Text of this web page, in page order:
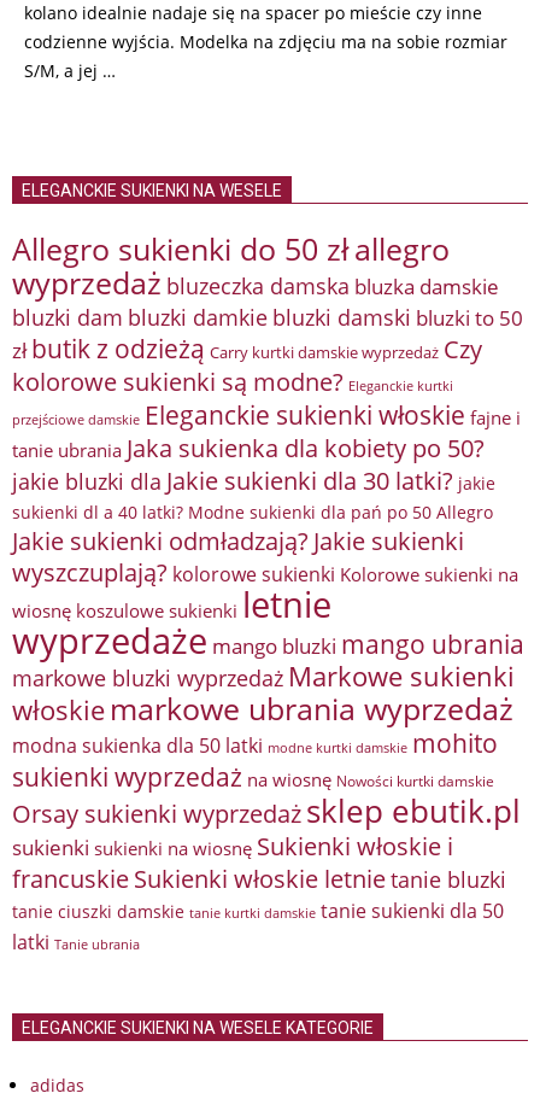
kolano idealnie nadaje się na spacer po mieście czy inne
codzienne wyjścia. Modelka na zdjęciu ma na sobie rozmiar
S/M, a jej …
ELEGANCKIE SUKIENKI NA WESELE
Allegro sukienki do 50 złallegro
wyprzedaż bluzeczka damska bluzka damskie
bluzki dam bluzki damkie bluzki damski bluzki to 50
zł butik z odzieżą Carry kurtki damskie wyprzedaż Czy
kolorowe sukienki są modne? Eleganckie kurtki
przejściowe damskie Eleganckie sukienki włoskie fajne i
tanie ubrania Jaka sukienka dla kobiety po 50?
jakie bluzki dla Jakie sukienki dla 30 latki? jakie
sukienki dl a 40 latki? Modne sukienki dla pań po 50 Allegro
Jakie sukienki odmładzają? Jakie sukienki
wyszczuplają? kolorowe sukienki Kolorowe sukienki na
wiosnę koszulowe sukienki letnie
wyprzedaże mango bluzki mango ubrania
markowe bluzki wyprzedaż Markowe sukienki
włoskie markowe ubrania wyprzedaż
modna sukienka dla 50 latki modne kurtki damskie mohito
sukienki wyprzedaż na wiosnę Nowości kurtki damskie
Orsay sukienki wyprzedażsklep ebutik.pl
sukienki sukienki na wiosnę Sukienki włoskie i
francuskieSukienki włoskie letnietanie bluzki
tanie ciuszki damskie tanie kurtki damskie tanie sukienki dla 50
latki Tanie ubrania
ELEGANCKIE SUKIENKI NA WESELE KATEGORIE
adidas